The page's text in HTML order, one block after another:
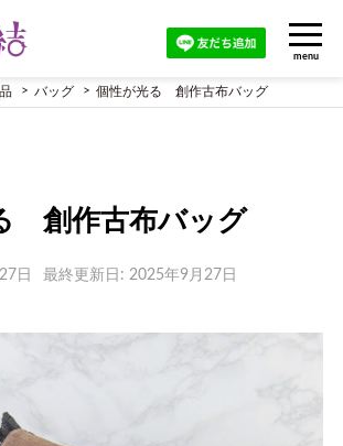
menu
バッグ 個性が光る 創作古布バッグ
創作古布バッグ
日
最終更新日: 2025年9月27日